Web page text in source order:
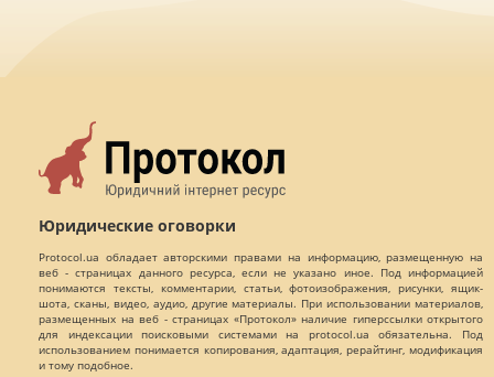
Юридические оговорки
Protocol.ua обладает авторскими правами на информацию, размещенную на
веб - страницах данного ресурса, если не указано иное. Под информацией
понимаются тексты, комментарии, статьи, фотоизображения, рисунки, ящик-
шота, сканы, видео, аудио, другие материалы. При использовании материалов,
размещенных на веб - страницах «Протокол» наличие гиперссылки открытого
для индексации поисковыми системами на protocol.ua обязательна. Под
использованием понимается копирования, адаптация, рерайтинг, модификация
и тому подобное.